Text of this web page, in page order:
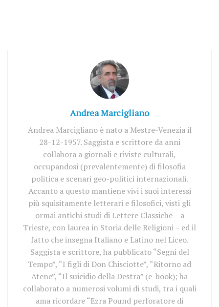
Andrea Marcigliano
Andrea Marcigliano è nato a Mestre-Venezia il
28-12-1957. Saggista e scrittore da anni
collabora a giornali e riviste culturali,
occupandosi (prevalentemente) di filosofia
politica e scenari geo-politici internazionali.
Accanto a questo mantiene vivi i suoi interessi
più squisitamente letterari e filosofici, visti gli
ormai antichi studi di Lettere Classiche – a
Trieste, con laurea in Storia delle Religioni – ed il
fatto che insegna Italiano e Latino nel Liceo.
Saggista e scrittore, ha pubblicato “Segni del
Tempo”, “I figli di Don Chisciotte”, “Ritorno ad
Atene”, “Il suicidio della Destra” (e-book); ha
collaborato a numerosi volumi di studi, tra i quali
ama ricordare “Ezra Pound perforatore di